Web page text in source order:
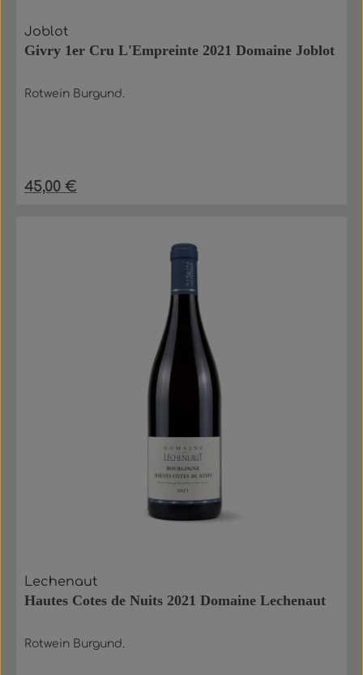
Joblot
Givry 1er Cru L'Empreinte 2021 Domaine Joblot
Rotwein Burgund.
Regulärer Preis:
45,00 €
Lechenaut
Hautes Cotes de Nuits 2021 Domaine Lechenaut
Rotwein Burgund.